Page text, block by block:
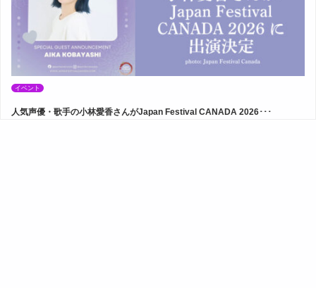
イベント
人気声優・歌手の小林愛香さんがJapan Festival CANADA 2026･･･